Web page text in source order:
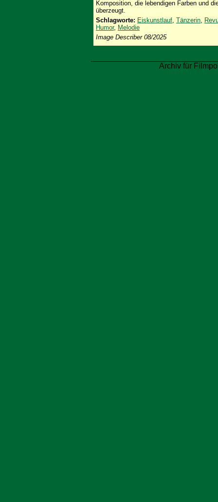
Komposition, die lebendigen Farben und
überzeugt.
Schlagworte: Eiskunstlauf, Tänzerin,
Humor, Melodie
Image Describer 08/2025
Archiv für